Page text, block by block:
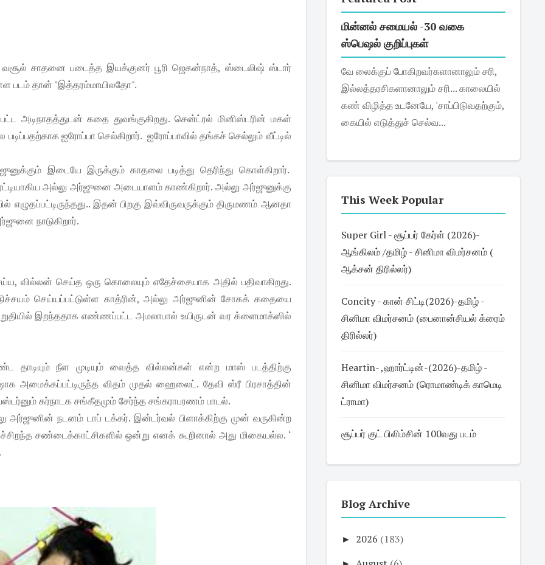
வசூல் சாதனை படைத்த இயக்குனர் பூரி ஜெகன்நாத், ஸ்டைலிஷ் ஸ்டார்
படம் தான் "இத்தரம்மாயிலதோ".
அடிநாதத்துடன் கதை துவங்குகிறது. சென்ட்ரல் மினிஸ்டரின் மகள்
ஐரோப்பா செல்கிறார். ஐரோப்பாவில் தங்கச் செல்லும் வீட்டில்
இடையே இருக்கும் காதலை படித்து தெரிந்து கொள்கிறார்.
அல்லு அர்ஜுனை அடையாளம் காண்கிறார். அல்லு அர்ஜுனுக்கு
எழுதப்பட்டிருந்தது.. இதன் பிறகு இவ்விருவருக்கும் திருமணம் ஆனதா
நாடுகிறார்.
வில்லன் செய்த ஒரு கொலையும் எதேச்சையாக அதில் பதிவாகிறது.
செய்யப்பட்டுள்ள காத்ரின், அல்லு அர்ஜுனின் சோகக் கதையை
இறந்ததாக எண்ணப்பட்ட அமலாபால் உயிருடன் வர க்ளைமாக்ஸில்
தாடியும் நீள முடியும் வைத்த வில்லன்கள் என்ற மாஸ் படத்திற்கு
அமைக்கப்பட்டிருந்த விதம் முதல் ஹைலைட். தேவி ஸ்ரீ பிரசாத்தின்
கர்நாடக சங்கீதமும் சேர்ந்த சங்கராபரணம் பாடல்.
அர்ஜுனின் நடனம் டாப் டக்கர். இன்டர்வல் பிளாக்கிற்கு முன் வருகின்ற
சண்டைக்காட்சிகளில் ஒன்று எனக் கூறினால் அது மிகையல்ல. ‘
மின்னல் சமையல் -30 வகை
ஸ்பெஷல் குறிப்புகள்
வே லைக்குப் போகிறவர்களானாலும் சரி,
இல்லத்தரசிகளானாலும் சரி... காலையில்
கண் விழித்த உடனேயே, 'சாப்பிடுவதற்கும்,
கையில் எடுத்துச் செல்வ...
This Week Popular
Super Girl - சூப்பர் கேர்ள் (2026)-
ஆங்கிலம் /தமிழ் - சினிமா விமர்சனம் (
ஆக்சன் திரில்லர்)
Concity - கான் சிட்டி(2026)-தமிழ் -
சினிமா விமர்சனம் (பைனான்சியல் க்ரைம்
திரில்லர்)
Heartin- ,ஹார்ட்டின்-(2026)-தமிழ் -
சினிமா விமர்சனம் (ரொமாண்டிக் காமெடி
ட்ராமா)
சூப்பர் குட் பிலிம்சின் 100வது படம்
Blog Archive
► 2026 (183)